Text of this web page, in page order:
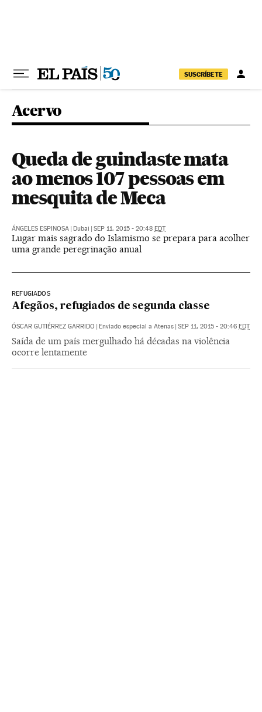
SUSCRÍBETE
Acervo
Queda de guindaste mata
ao menos 107 pessoas em
mesquita de Meca
ÁNGELES ESPINOSA | Dubai | SEP 11, 2015 - 20:48 EDT
Lugar mais sagrado do Islamismo se prepara para acolher
uma grande peregrinação anual
REFUGIADOS
Afegãos, refugiados de segunda classe
ÓSCAR GUTIÉRREZ GARRIDO | Enviado especial a Atenas | SEP 11, 2015 - 20:46 EDT
Saída de um país mergulhado há décadas na violência
ocorre lentamente